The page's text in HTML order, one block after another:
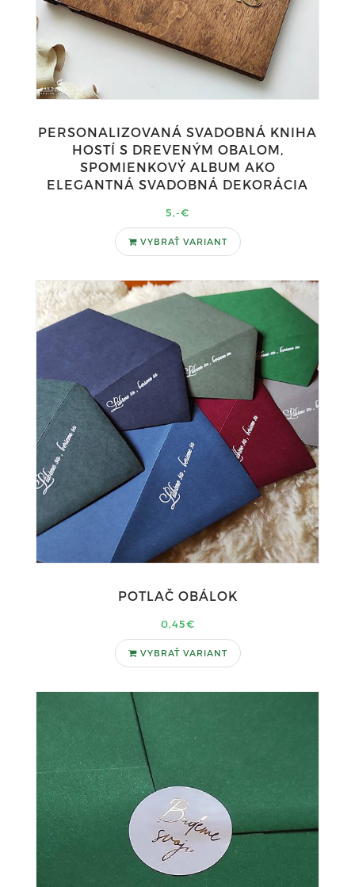
PERSONALIZOVANÁ SVADOBNÁ KNIHA
HOSTÍ S DREVENÝM OBALOM,
SPOMIENKOVÝ ALBUM AKO
ELEGANTNÁ SVADOBNÁ DEKORÁCIA
5,-€
VYBRAŤ VARIANT
POTLAČ OBÁLOK
0,45€
VYBRAŤ VARIANT